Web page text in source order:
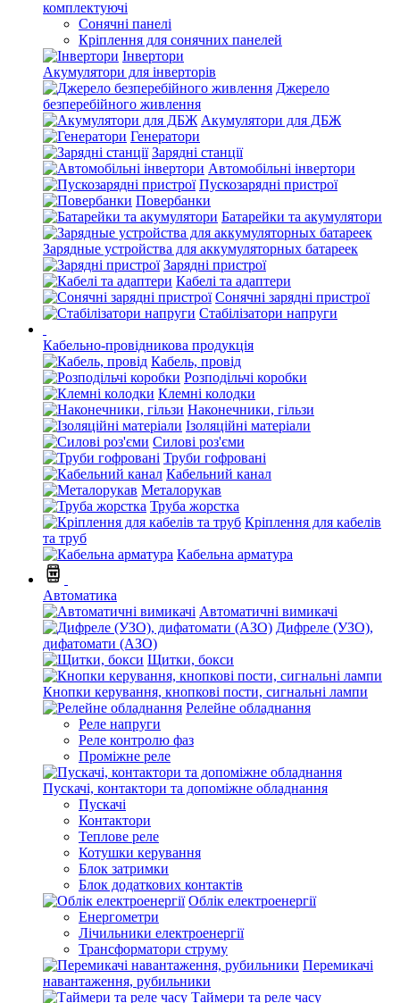
комплектуючі
Сонячні панелі
Кріплення для сонячних панелей
Інвертори
Акумулятори для інверторів
Джерело
безперебійного живлення
Акумулятори для ДБЖ
Генератори
Зарядні станції
Автомобільні інвертори
Пускозарядні пристрої
Повербанки
Батарейки та акумулятори
Зарядные устройства для аккумуляторных батареек
Зарядні пристрої
Кабелі та адаптери
Сонячні зарядні пристрої
Стабілізатори напруги
Кабельно-провідникова продукція
Кабель, провід
Розподільчі коробки
Клемні колодки
Наконечники, гільзи
Ізоляційні матеріали
Силові роз'єми
Труби гофровані
Кабельний канал
Металорукав
Труба жорстка
Кріплення для кабелів
та труб
Кабельна арматура
Автоматика
Автоматичні вимикачі
Дифреле (УЗО),
дифатомати (АЗО)
Щитки, бокси
Кнопки керування, кнопкові пости, сигнальні лампи
Релейне обладнання
Реле напруги
Реле контролю фаз
Проміжне реле
Пускачі, контактори та допоміжне обладнання
Пускачі
Контактори
Теплове реле
Котушки керування
Блок затримки
Блок додаткових контактів
Облік електроенергії
Енергометри
Лічильники електроенергії
Трансформатори струму
Перемикачі
навантаження, рубильники
Таймери та реле часу